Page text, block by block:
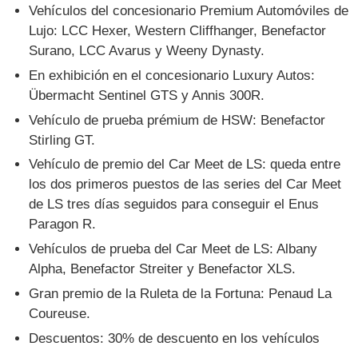
Vehículos del concesionario Premium Automóviles de
Lujo: LCC Hexer, Western Cliffhanger, Benefactor
Surano, LCC Avarus y Weeny Dynasty.
En exhibición en el concesionario Luxury Autos:
Übermacht Sentinel GTS y Annis 300R.
Vehículo de prueba prémium de HSW: Benefactor
Stirling GT.
Vehículo de premio del Car Meet de LS: queda entre
los dos primeros puestos de las series del Car Meet
de LS tres días seguidos para conseguir el Enus
Paragon R.
Vehículos de prueba del Car Meet de LS: Albany
Alpha, Benefactor Streiter y Benefactor XLS.
Gran premio de la Ruleta de la Fortuna: Penaud La
Coureuse.
Descuentos: 30% de descuento en los vehículos